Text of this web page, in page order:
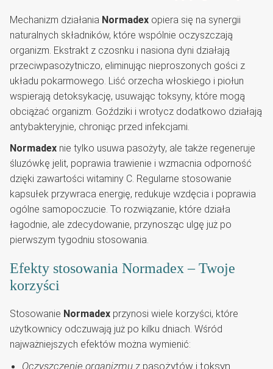
Mechanizm działania Normadex opiera się na synergii
naturalnych składników, które wspólnie oczyszczają
organizm. Ekstrakt z czosnku i nasiona dyni działają
przeciwpasożytniczo, eliminując nieproszonych gości z
układu pokarmowego. Liść orzecha włoskiego i piołun
wspierają detoksykację, usuwając toksyny, które mogą
obciążać organizm. Goździki i wrotycz dodatkowo działają
antybakteryjnie, chroniąc przed infekcjami.
Normadex nie tylko usuwa pasożyty, ale także regeneruje
śluzówkę jelit, poprawia trawienie i wzmacnia odporność
dzięki zawartości witaminy C. Regularne stosowanie
kapsułek przywraca energię, redukuje wzdęcia i poprawia
ogólne samopoczucie. To rozwiązanie, które działa
łagodnie, ale zdecydowanie, przynosząc ulgę już po
pierwszym tygodniu stosowania.
Efekty stosowania Normadex – Twoje
korzyści
Stosowanie Normadex przynosi wiele korzyści, które
użytkownicy odczuwają już po kilku dniach. Wśród
najważniejszych efektów można wymienić:
Oczyszczenie organizmu z pasożytów i toksyn.